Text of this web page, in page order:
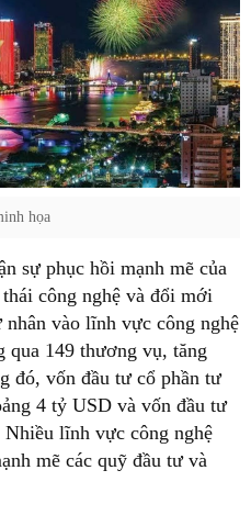
họa
sự phục hồi mạnh mẽ của
công nghệ và đổi mới
vào lĩnh vực công nghệ
qua 149 thương vụ, tăng
đó, vốn đầu tư cổ phần tư
4 tỷ USD và vốn đầu tư
lĩnh vực công nghệ
mẽ các quỹ đầu tư và